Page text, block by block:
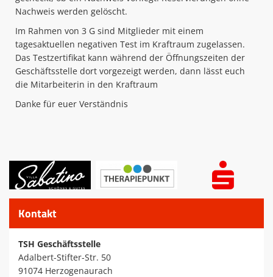
Nachweis werden gelöscht.
Im Rahmen von 3 G sind Mitglieder mit einem
tagesaktuellen negativen Test im Kraftraum zugelassen.
Das Testzertifikat kann während der Öffnungszeiten der
Geschäftsstelle dort vorgezeigt werden, dann lässt euch
die Mitarbeiterin in den Kraftraum
Danke für euer Verständnis
Kontakt
TSH Geschäftsstelle
Adalbert-Stifter-Str. 50
91074 Herzogenaurach